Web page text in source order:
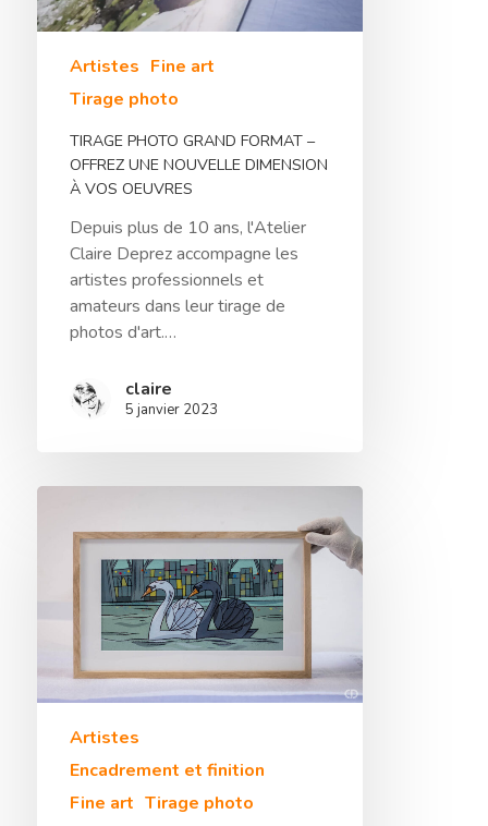
Artistes Fine art
Tirage photo
TIRAGE PHOTO GRAND FORMAT –
OFFREZ UNE NOUVELLE DIMENSION
À VOS OEUVRES
Depuis plus de 10 ans, l'Atelier
Claire Deprez accompagne les
artistes professionnels et
amateurs dans leur tirage de
photos d'art.…
claire
5 janvier 2023
Artistes
Encadrement et finition
Fine art Tirage photo